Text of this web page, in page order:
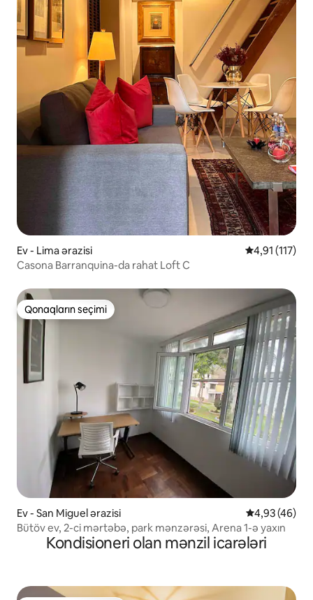
Ev - Lima ərazisi Ortalama
4,91 (117)
Casona Barranquina-da rahat Loft C
Qonaqların seçimi
Qonaqların seçimi
Ev - San Miguel ərazisi Ortalama
4,93 (46)
Bütöv ev, 2-ci mərtəbə, park mənzərəsi, Arena 1-ə yaxın
Kondisioneri olan mənzil icarələri